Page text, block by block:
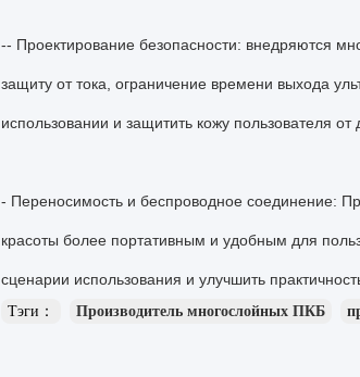
-- Проектирование безопасности: внедряются
защиту от тока, ограничение времени выхода
использовании и защитить кожу пользователя
- Переносимость и беспроводное соединение:
красоты более портативным и удобным для
сценарии использования и улучшить
Тэги： Производитель многослойных ПКБ